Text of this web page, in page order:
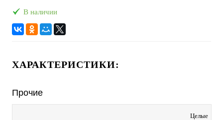
В наличии
ХАРАКТЕРИСТИКИ:
Прочие
Целые